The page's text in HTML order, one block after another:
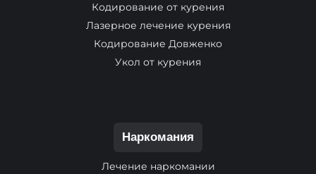
Кодирование от курения
Лазерное лечение курения
Кодирование Довженко
Укол от курения
Наркомания
Лечение наркомании